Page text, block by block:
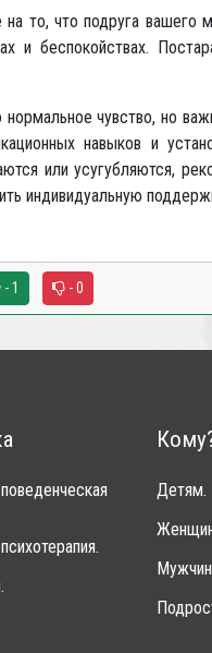
на то, что подруга
и беспокойствах.
чувство, но
навыков и
или усугубляются,
индивидуальную
- 1 - 0
Детям.